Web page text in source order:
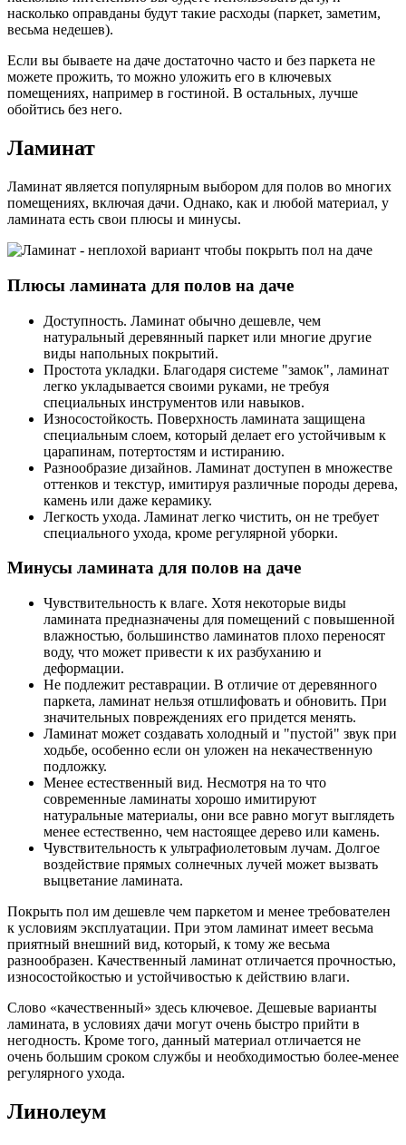
насколько оправданы будут такие расходы (паркет, заметим,
весьма недешев).
Если вы бываете на даче достаточно часто и без паркета не
можете прожить, то можно уложить его в ключевых
помещениях, например в гостиной. В остальных, лучше
обойтись без него.
Ламинат
Ламинат является популярным выбором для полов во многих
помещениях, включая дачи. Однако, как и любой материал, у
ламината есть свои плюсы и минусы.
Плюсы ламината для полов на даче
Доступность. Ламинат обычно дешевле, чем
натуральный деревянный паркет или многие другие
виды напольных покрытий.
Простота укладки. Благодаря системе "замок", ламинат
легко укладывается своими руками, не требуя
специальных инструментов или навыков.
Износостойкость. Поверхность ламината защищена
специальным слоем, который делает его устойчивым к
царапинам, потертостям и истиранию.
Разнообразие дизайнов. Ламинат доступен в множестве
оттенков и текстур, имитируя различные породы дерева,
камень или даже керамику.
Легкость ухода. Ламинат легко чистить, он не требует
специального ухода, кроме регулярной уборки.
Минусы ламината для полов на даче
Чувствительность к влаге. Хотя некоторые виды
ламината предназначены для помещений с повышенной
влажностью, большинство ламинатов плохо переносят
воду, что может привести к их разбуханию и
деформации.
Не подлежит реставрации. В отличие от деревянного
паркета, ламинат нельзя отшлифовать и обновить. При
значительных повреждениях его придется менять.
Ламинат может создавать холодный и "пустой" звук при
ходьбе, особенно если он уложен на некачественную
подложку.
Менее естественный вид. Несмотря на то что
современные ламинаты хорошо имитируют
натуральные материалы, они все равно могут выглядеть
менее естественно, чем настоящее дерево или камень.
Чувствительность к ультрафиолетовым лучам. Долгое
воздействие прямых солнечных лучей может вызвать
выцветание ламината.
Покрыть пол им дешевле чем паркетом и менее требователен
к условиям эксплуатации. При этом ламинат имеет весьма
приятный внешний вид, который, к тому же весьма
разнообразен. Качественный ламинат отличается прочностью,
износостойкостью и устойчивостью к действию влаги.
Слово «качественный» здесь ключевое. Дешевые варианты
ламината, в условиях дачи могут очень быстро прийти в
негодность. Кроме того, данный материал отличается не
очень большим сроком службы и необходимостью более-менее
регулярного ухода.
Линолеум